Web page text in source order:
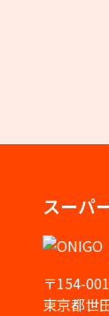
スーパ
〒154-
東京都世